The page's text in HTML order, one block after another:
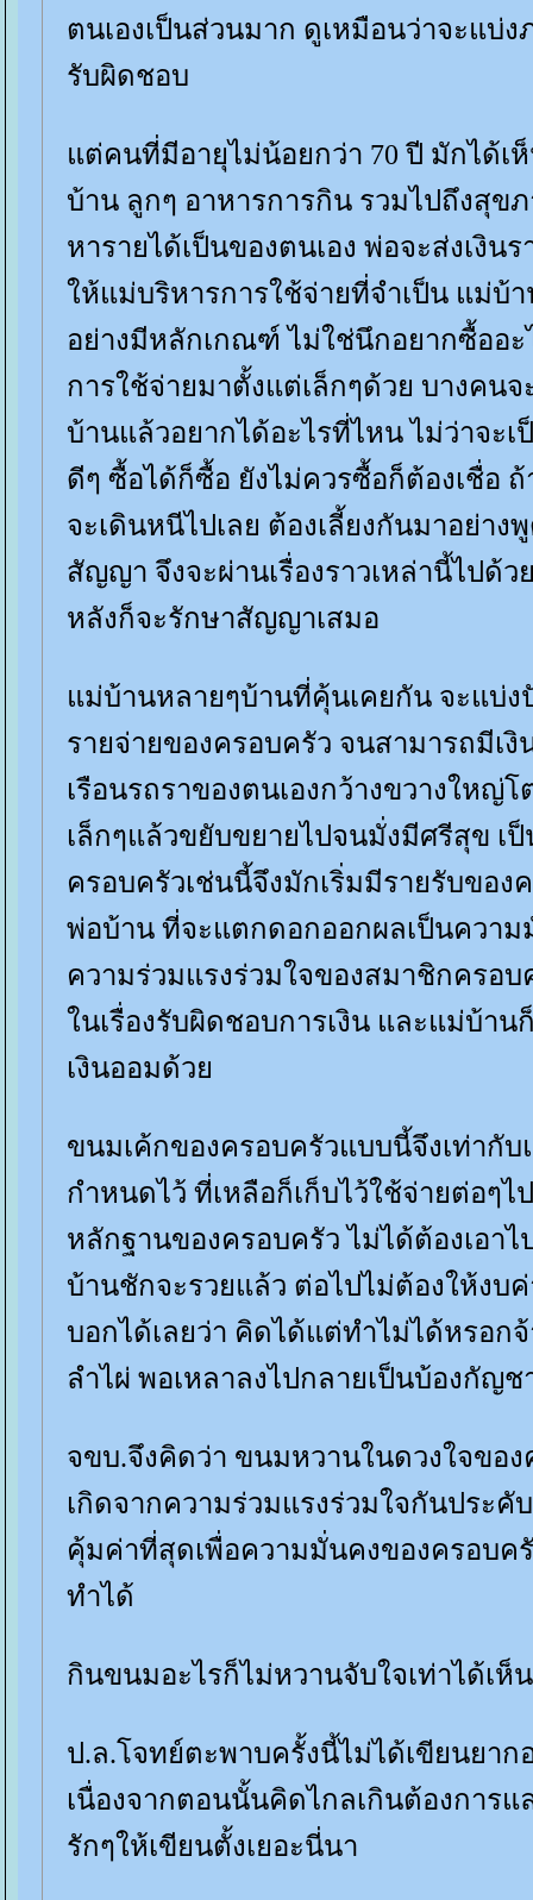
ตนเองเป็นส่วนมาก ดูเหมือนว่าจะแบ่ง
รับผิดชอบ
ต่คนที่มีอายุไม่น้อยกว่า 70 ปี มักได้เ
บ้าน ลูกๆ อาหารการกิน รวมไปถึงสุข
หารายได้เป็นของตนเอง พ่อจะส่งเงิ
ห้แม่บริหารการใช้จ่ายที่จำเป็น แม่บ้า
อย่างมีหลักเกณฑ์ ไม่ใช่นึกอยากซื้ออะ
การใช้จ่ายมาตั้งแต่เล็กๆด้วย บางคน
บ้านแล้วอยากได้อะไรที่ไหน ไม่ว่าจะ
ดีๆ ซื้อได้ก็ซื้อ ยังไม่ควรซื้อก็ต้องเชื่อ
จะเดินหนีไปเลย ต้องเลี้ยงกันมาอย่า
สัญญา จึงจะผ่านเรื่องราวเหล่านี้ไป
หลังก็จะรักษาสัญญาเสมอ
ม่บ้านหลายๆบ้านที่คุ้นเคยกัน จะแบ่ง
รายจ่ายของครอบครัว จนสามารถมีเ
เรือนรถราของตนเองกว้างขวางใหญ่
เล็กๆแล้วขยับขยายไปจนมั่งมีศรีสุข เ
ครอบครัวเช่นนี้จึงมักเริ่มมีรายรับของ
พ่อบ้าน ที่จะแตกดอกออกผลเป็นความ
ความร่วมแรงร่วมใจของสมาชิกครอ
นเรื่องรับผิดชอบการเงิน และแม่บ้าน
เงินออมด้ว
ขนมเค้กของครอบครัวแบบนี้จึงเท่ากั
กำหนดไว้ ที่เหลือก็เก็บไว้ใช้จ่ายต่อๆไ
หลักฐานของครอบครัว ไม่ได้ต้องเอา
บ้านชักจะรวยแล้ว ต่อไปไม่ต้องให้งบ
บอกได้เลยว่า คิดได้แต่ทำไม่ได้หรอก
ลำไผ่ พอเหลาลงไปกลายเป็นบ้องกัญ
จขบ.จึงคิดว่า ขนมหวานในดวงใจขอ
เกิดจากความร่วมแรงร่วมใจกันประคั
คุ้มค่าที่สุดเพื่อความมั่นคงของครอบค
ทำได้
กินขนมอะไรก็ไม่หวานจับใจเท่าได้เ
ป.ล.โจทย์ตะพาบครั้งนี้ไม่ได้เขียนยาก
เนื่องจากตอนนั้นคิดไกลเกินต้องการแ
รักๆให้เขียนตั้งเยอะนี่นา